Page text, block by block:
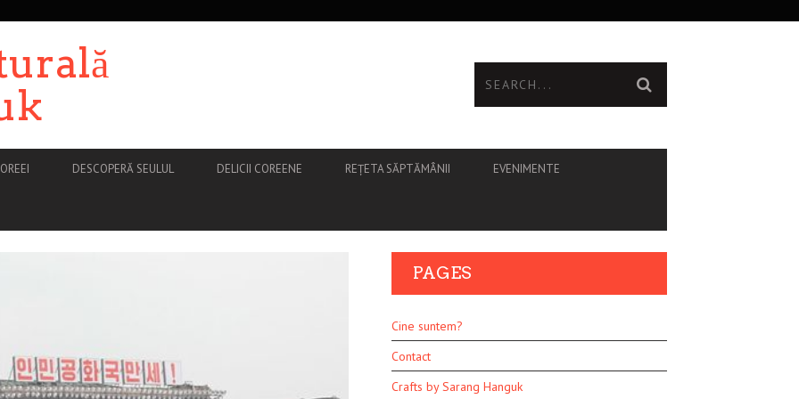
DESCOPERĂ SEULUL DELICII COREENE REȚETA SĂPTĂMÂNII EVENIMENTE
PAGES
Cine suntem?
Contact
Crafts by Sarang Hanguk